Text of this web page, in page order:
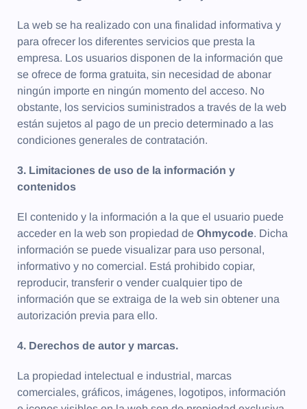
La web se ha realizado con una finalidad informativa y
para ofrecer los diferentes servicios que presta la
empresa. Los usuarios disponen de la información que
se ofrece de forma gratuita, sin necesidad de abonar
ningún importe en ningún momento del acceso. No
obstante, los servicios suministrados a través de la web
están sujetos al pago de un precio determinado a las
condiciones generales de contratación.
3. Limitaciones de uso de la información y
contenidos
El contenido y la información a la que el usuario puede
acceder en la web son propiedad de Ohmycode. Dicha
información se puede visualizar para uso personal,
informativo y no comercial. Está prohibido copiar,
reproducir, transferir o vender cualquier tipo de
información que se extraiga de la web sin obtener una
autorización previa para ello.
4. Derechos de autor y marcas.
La propiedad intelectual e industrial, marcas
comerciales, gráﬁcos, imágenes, logotipos, información